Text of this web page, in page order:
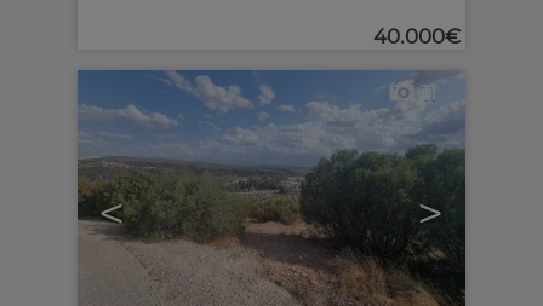
40.000€
< >
11